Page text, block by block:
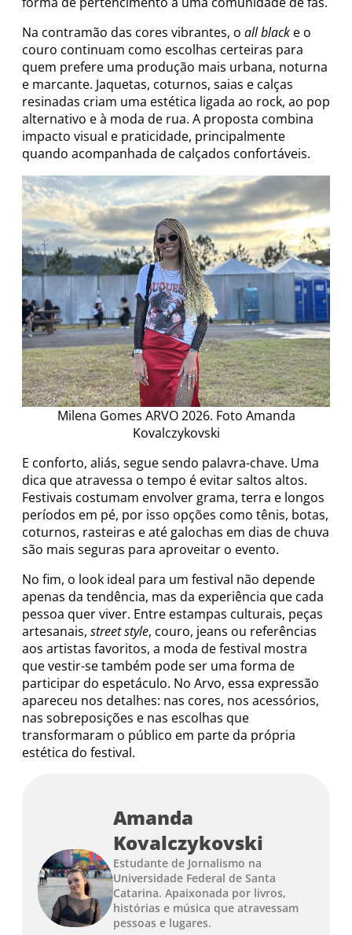
Na contramão das cores vibrantes, o all black e o
couro continuam como escolhas certeiras para
quem prefere uma produção mais urbana, noturna
e marcante. Jaquetas, coturnos, saias e calças
resinadas criam uma estética ligada ao rock, ao pop
alternativo e à moda de rua. A proposta combina
impacto visual e praticidade, principalmente
quando acompanhada de calçados confortáveis.
Milena Gomes ARVO 2026. Foto Amanda
Kovalczykovski
E conforto, aliás, segue sendo palavra-chave. Uma
dica que atravessa o tempo é evitar saltos altos.
Festivais costumam envolver grama, terra e longos
períodos em pé, por isso opções como tênis, botas,
coturnos, rasteiras e até galochas em dias de chuva
são mais seguras para aproveitar o evento.
No fim, o look ideal para um festival não depende
apenas da tendência, mas da experiência que cada
pessoa quer viver. Entre estampas culturais, peças
artesanais, street style, couro, jeans ou referências
aos artistas favoritos, a moda de festival mostra
que vestir-se também pode ser uma forma de
participar do espetáculo. No Arvo, essa expressão
apareceu nos detalhes: nas cores, nos acessórios,
nas sobreposições e nas escolhas que
transformaram o público em parte da própria
estética do festival.
Amanda
Kovalczykovski
Estudante de Jornalismo na
Universidade Federal de Santa
Catarina. Apaixonada por livros,
histórias e música que atravessam
pessoas e lugares.